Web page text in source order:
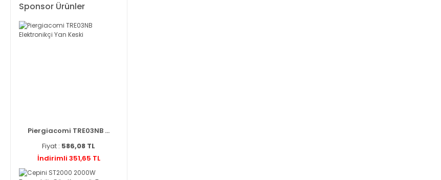
Sponsor Ürünler
Piergiacomi TRE03NB ...
Fiyat : 586,08 TL
İndirimli 351,65 TL